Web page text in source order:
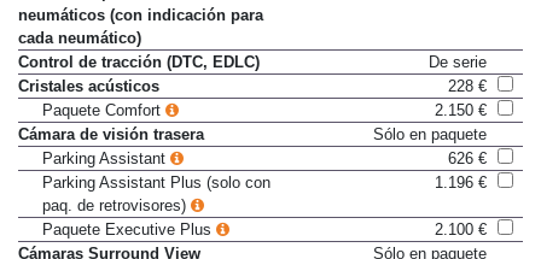
Control de presión de
neumáticos (con indicación para
cada neumático)
Control de tracción (DTC, EDLC)
De serie
Cristales acústicos
228 €
Paquete Comfort
2.150 €
Cámara de visión trasera
Sólo en paquete
Parking Assistant
626 €
Parking Assistant Plus (solo con
paq. de retrovisores)
Paquete Executive Plus
2.100 €